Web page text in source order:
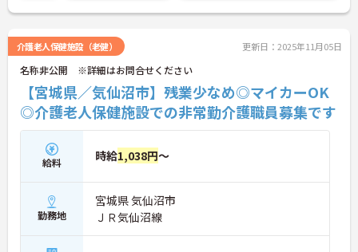
い！
介護老人保健施設（老健） 更新日：2025年11月05日
名称非公開 ※詳細はお問合せください
【宮城県／気仙沼市】残業少なめ◎マイカーOK
◎介護老人保健施設での非常勤介護職員募集です
給料 時給1,038円～
勤務地
宮城県 気仙沼市
ＪＲ気仙沼線